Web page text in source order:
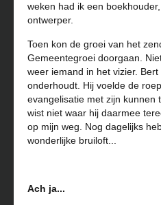
weken had ik een
ontwerper.
Toen kon de groei van het
Gemeentegroei doorgaan.
weer iemand in het vizier.
onderhoudt. Hij voelde de
evangelisatie met zijn kunnen
wist niet waar hij daarmee
op mijn weg. Nog dagelijks
wonderlijke bruiloft...
Ach ja...